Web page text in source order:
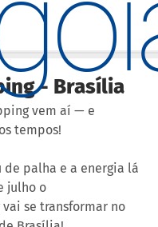
- Brasília
vem aí — e
tempos!
de palha e a energia lá
julho o
se transformar no